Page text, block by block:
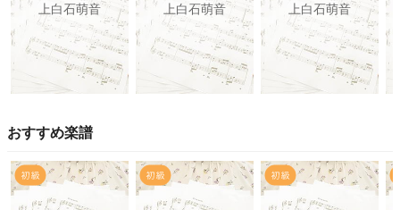
上白石萌音
上白石萌音
上白石萌音
おすすめ楽譜